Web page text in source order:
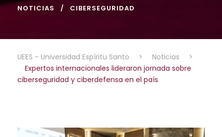
NOTICIAS CIBERSEGURIDAD
UEES - Universidad Espíritu Santo > Noticias
>
Expertos internacionales lideraron jornada sobre
ciberseguridad y ciberdefensa en el país